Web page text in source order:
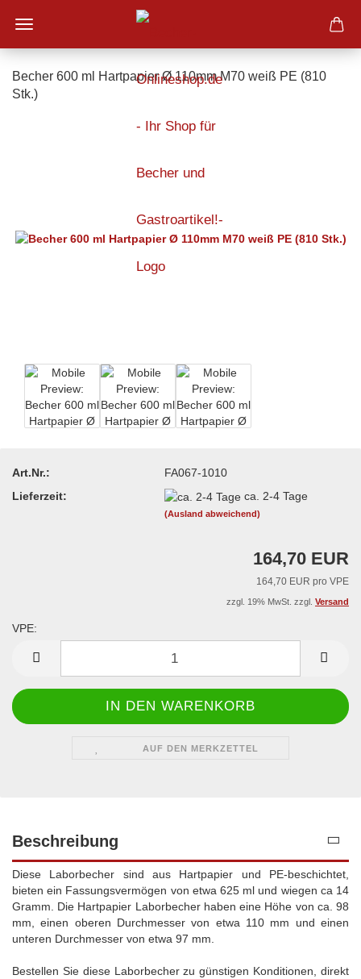
Becher 600 ml Hartpapier Ø 110mm M70 weiß PE (810
Stk.)
Art.Nr.:
FA067-1010
Lieferzeit:
ca. 2-4 Tage
(Ausland abweichend)
164,70 EUR
164,70 EUR pro VPE
zzgl. 19% MwSt. zzgl. Versand
VPE:
AUF DEN MERKZETTEL
Beschreibung
Diese Laborbecher sind aus Hartpapier und PE-beschichtet,
bieten ein Fassungsvermögen von etwa 625 ml und wiegen ca 14
Gramm. Die Hartpapier Laborbecher haben eine Höhe von ca. 98
mm, einen oberen Durchmesser von etwa 110 mm und einen
unteren Durchmesser von etwa 97 mm.
Bestellen Sie diese Laborbecher zu günstigen Konditionen, direkt